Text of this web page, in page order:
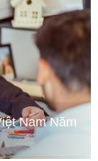
Nam Năm